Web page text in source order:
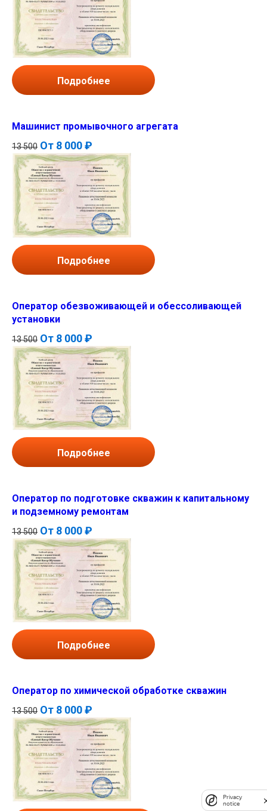
Подробнее
Машинист промывочного агрегата
13 500 От 8 000 ₽
Подробнее
Оператор обезвоживающей и обессоливающей
установки
13 500 От 8 000 ₽
Подробнее
Оператор по подготовке скважин к капитальному
и подземному ремонтам
13 500 От 8 000 ₽
Подробнее
Оператор по химической обработке скважин
13 500 От 8 000 ₽
Privacy
notice